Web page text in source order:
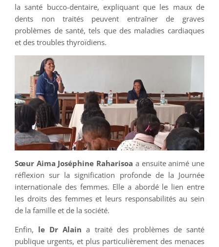
la santé bucco-dentaire, expliquant que les maux de
dents non traités peuvent entraîner de graves
problèmes de santé, tels que des maladies cardiaques
et des troubles thyroïdiens.
Sœur Aima Joséphine Raharisoa a ensuite animé une
réflexion sur la signification profonde de la Journée
internationale des femmes. Elle a abordé le lien entre
les droits des femmes et leurs responsabilités au sein
de la famille et de la société.
Enfin, le Dr Alain a traité des problèmes de santé
publique urgents, et plus particulièrement des menaces